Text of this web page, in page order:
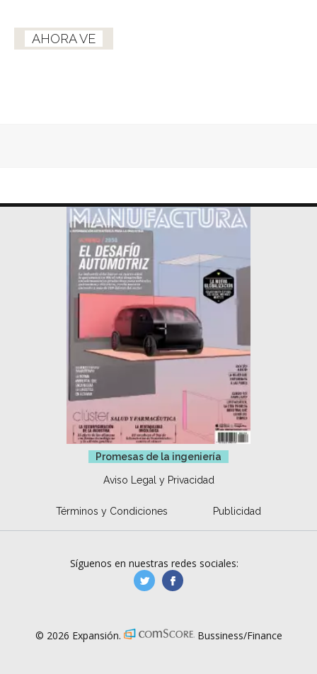
AHORA VE
Promesas de la ingeniería
Aviso Legal y Privacidad
Términos y Condiciones Publicidad
Síguenos en nuestras redes sociales:
manufacturaGE
© 2026 Expansión. Bussiness/Finance